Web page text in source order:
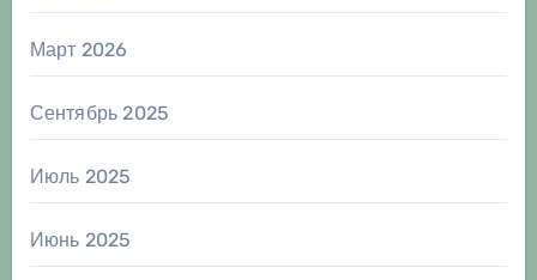
Март 2026
Сентябрь 2025
Июль 2025
Июнь 2025